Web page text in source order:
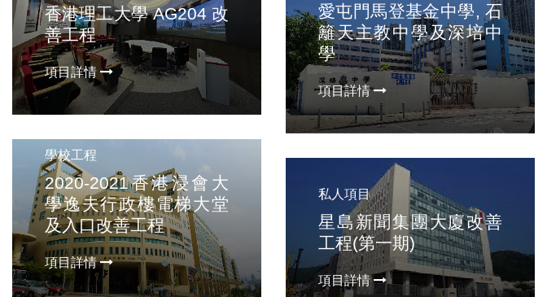
香港理工大學 AG204 改
善工程
項目詳情
愛屯門馬登基金中學, 石
籬天主教中學及深培中
學
項目詳情
學校工程
2020-2021香港浸會大
學逸夫行政樓電梯大堂
及入口改善工程
項目詳情
私人項目
星島新聞集團大廈改善
工程(第一期)
項目詳情
學校工程
2018-2019 DSS 主要維
修工程--香港浸會大學附
屬學校王錦輝中小學